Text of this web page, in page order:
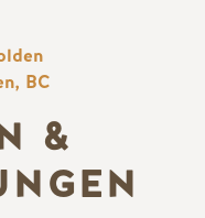
BC
&